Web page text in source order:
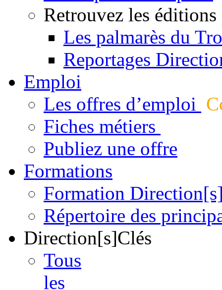
Retrouvez les éditions
Les palmarès du
Reportages
Emploi
Les offres d’emploi
Fiches métiers
Publiez une offre
Formations
Formation
Répertoire des
Direction[s]Clés
Tous
les